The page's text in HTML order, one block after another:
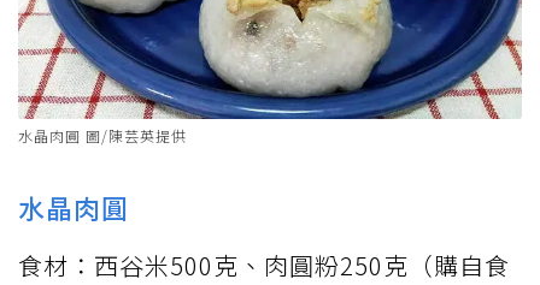
水晶肉圓 圖/陳芸英提供
水晶肉圓
食材：西谷米500克、肉圓粉250克（購自食